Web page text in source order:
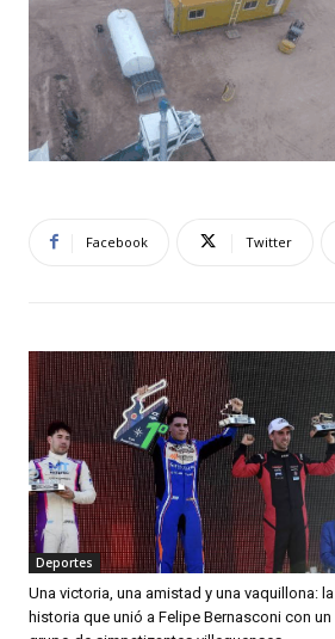
Facebook Twitter
Deportes
Una victoria, una amistad y una vaquillona: la
historia que unió a Felipe Bernasconi con un